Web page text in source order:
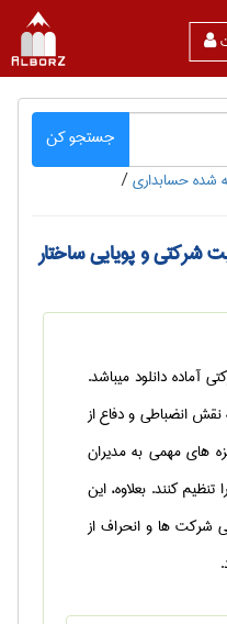
جستجو کن
شده حسابداری/
شرکتی و پویایی ساختار
آماده دانلود میباشد.
انضباطی و دفاع از
های مهمی به مدیران
کنند. بعلاوه، این
شرکت ها و انحراف از